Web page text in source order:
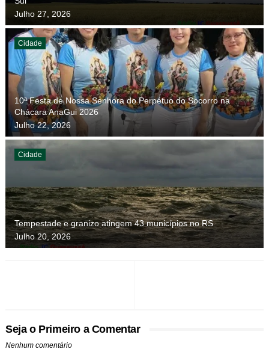
Julho 27, 2026
Cidade
10ª Festa de Nossa Senhora do Perpétuo do Socorro na
Chácara AnaGui 2026
Julho 22, 2026
Cidade
Tempestade e granizo atingem 43 municípios no RS
Julho 20, 2026
Seja o Primeiro a Comentar
Nenhum comentário